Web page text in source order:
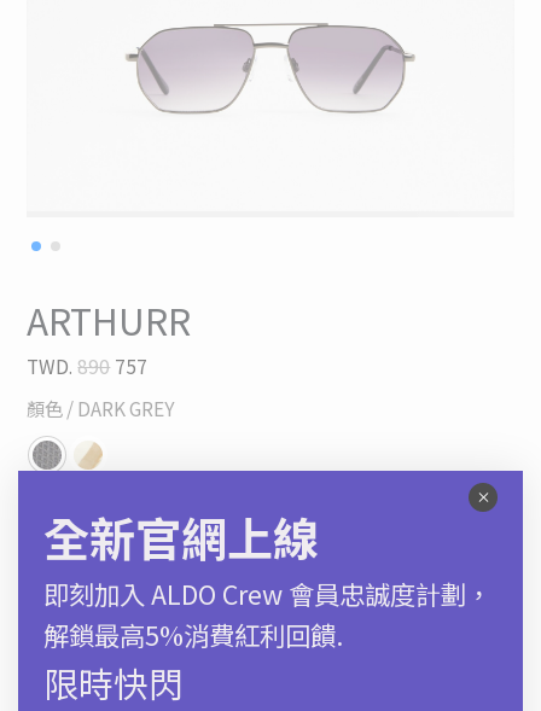
全新官網上線
即刻加入 ALDO Crew 會員忠誠度計劃，
解鎖最高5%消費紅利回饋.
限時快閃
ARTHURR
TWD. 890 757
顏色/ DARK GREY
加入購物袋
尺碼對照表